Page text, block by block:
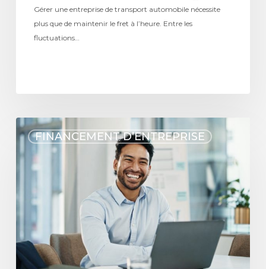
Gérer une entreprise de transport automobile nécessite
plus que de maintenir le fret à l’heure. Entre les
fluctuations…
FINANCEMENT D’ENTREPRISE